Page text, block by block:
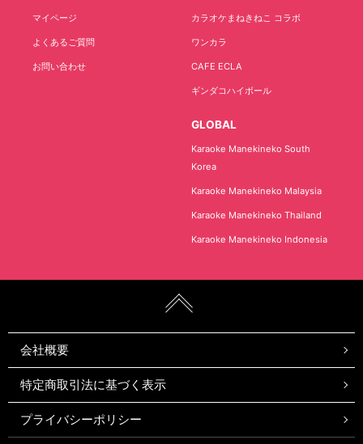
マイページ
よくあるご質問
お問い合わせ
カラオケまねきねこ コラボ
ワンカラ
CAFE ECLA
ギンダコハイボール
GLOBAL
Karaoke Manekineko South
Korea
Karaoke Manekineko Malaysia
Karaoke Manekineko Thailand
Karaoke Manekineko Indonesia
会社概要
特定商取引法に基づく表示
プライバシーポリシー